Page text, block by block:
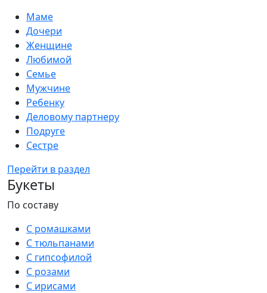
Маме
Дочери
Женщине
Любимой
Семье
Мужчине
Ребенку
Деловому партнеру
Подруге
Сестре
Перейти в раздел
Букеты
По составу
С ромашками
С тюльпанами
С гипсофилой
С розами
С ирисами